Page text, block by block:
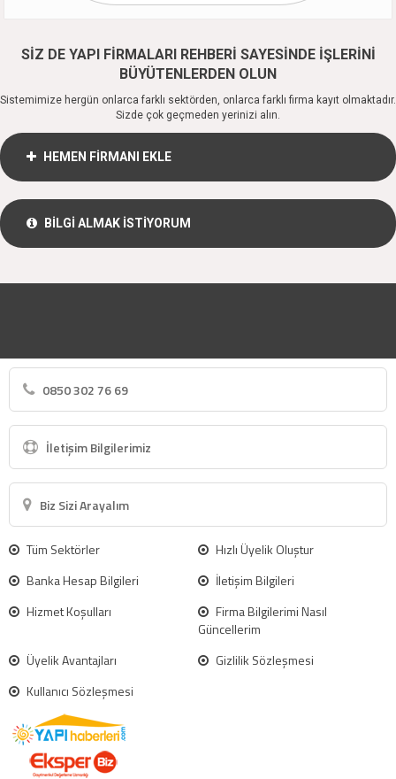
SİZ DE YAPI FİRMALARI REHBERİ SAYESİNDE İŞLERİNİ
BÜYÜTENLERDEN OLUN
Sistemimize hergün onlarca farklı sektörden, onlarca farklı firma kayıt olmaktadır.
Sizde çok geçmeden yerinizi alın.
HEMEN FİRMANI EKLE
BİLGİ ALMAK İSTİYORUM
0850 302 76 69
İletişim Bilgilerimiz
Biz Sizi Arayalım
Tüm Sektörler
Hızlı Üyelik Oluştur
Banka Hesap Bilgileri
İletişim Bilgileri
Hizmet Koşulları
Firma Bilgilerimi Nasıl
Güncellerim
Üyelik Avantajları
Gizlilik Sözleşmesi
Kullanıcı Sözleşmesi